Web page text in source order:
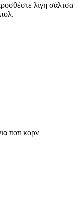
λίγη σάλτσα
ποπ κορν